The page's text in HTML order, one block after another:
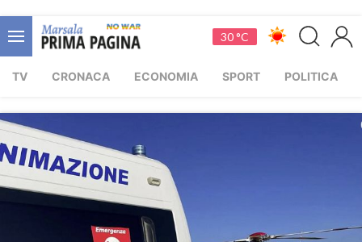
30 °C
TV CRONACA ECONOMIA SPORT POLITICA